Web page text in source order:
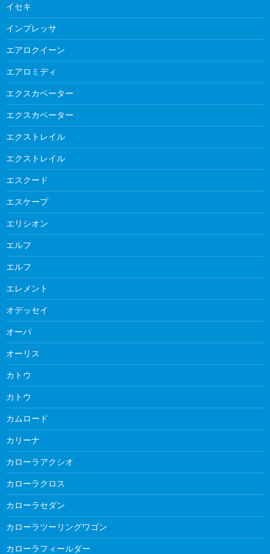
イセキ
インプレッサ
エアロクイーン
エアロミディ
エクスカベーター
エクスカベーター
エクストレイル
エクストレイル
エスクード
エスケープ
エリシオン
エルフ
エルフ
エレメント
オデッセイ
オーパ
オーリス
カトウ
カトウ
カムロード
カリーナ
カローラアクシオ
カローラクロス
カローラセダン
カローラツーリングワゴン
カローラフィールダー